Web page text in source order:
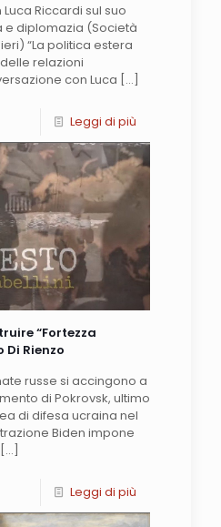
Riccardi sul suo
e diplomazia (Società
“La politica estera
relazioni
con Luca […]
Leggi di più
“Fortezza
Di Rienzo
russe si accingono a
di Pokrovsk, ultimo
di difesa ucraina nel
Biden impone
[…]
Leggi di più